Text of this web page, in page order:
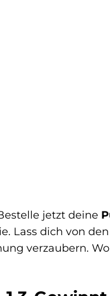
jetzt deine
Lass dich von den
verzaubern.